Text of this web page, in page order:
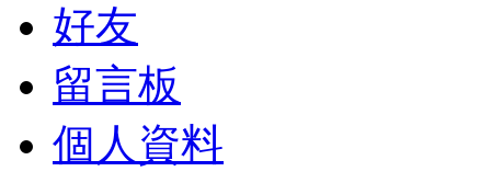
好友
留言板
個人資料